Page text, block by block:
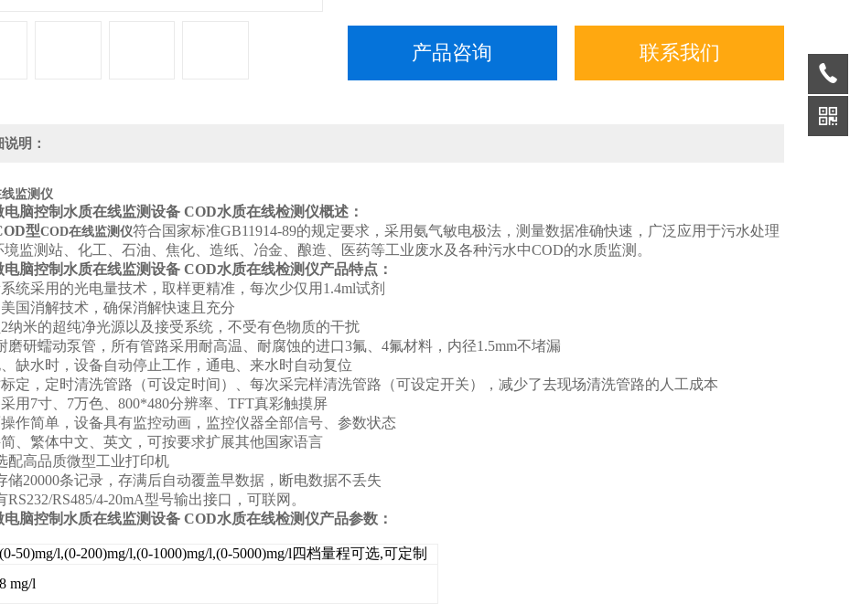
产品咨询 联系我们
明：
监测仪
电脑控制水质在线监测设备 COD水质在线检测仪概述：
型COD在线监测仪符合国家标准GB11914-89的规定要求，采用氨气敏电极法，测量数据准确快速，广泛应用于污水处理
境监测站、化工、石油、焦化、造纸、冶金、酿造、医药等工业废水及各种污水中COD的水质监测。
电脑控制水质在线监测设备 COD水质在线检测仪产品特点：
统采用的光电量技术，取样更精准，每次少仅用1.4ml试剂
国消解技术，确保消解快速且充分
纳米的超纯净光源以及接受系统，不受有色物质的干扰
磨研蠕动泵管，所有管路采用耐高温、耐腐蚀的进口3氟、4氟材料，内径1.5mm不堵漏
缺水时，设备自动停止工作，通电、来水时自动复位
定，定时清洗管路（可设定时间）、每次采完样清洗管路（可设定开关），减少了去现场清洗管路的人工成本
用7寸、7万色、800*480分辨率、TFT真彩触摸屏
作简单，设备具有监控动画，监控仪器全部信号、参数状态
、繁体中文、英文，可按要求扩展其他国家语言
配高品质微型工业打印机
储20000条记录，存满后自动覆盖早数据，断电数据不丢失
RS232/RS485/4-20mA型号输出接口，可联网。
电脑控制水质在线监测设备 COD水质在线检测仪产品参数：
(0-50)mg/l,(0-200)mg/l,(0-1000)mg/l,(0-5000)mg/l四档量程可选,可定制
8 mg/l